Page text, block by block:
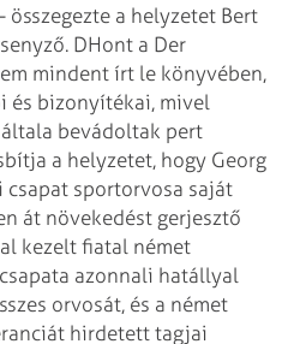
összegezte a helyzetet Bert
DHont a Der
mindent írt le könyvében,
és bizonyítékai, mivel
bevádoltak pert
a helyzetet, hogy Georg
csapat sportorvosa saját
át növekedést gerjesztő
kezelt fiatal német
azonnali hatállyal
orvosát, és a német
hirdetett tagjai